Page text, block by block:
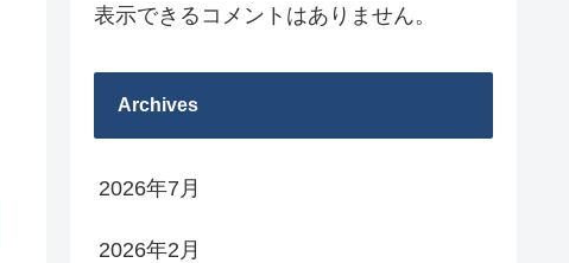
表示できるコメントはありません。
Archives
2026年7月
2026年2月